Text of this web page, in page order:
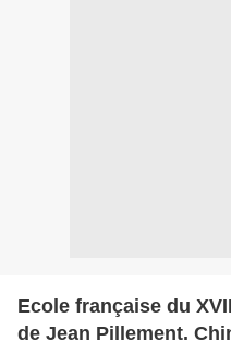
Ecole française du
de Jean Pillement.